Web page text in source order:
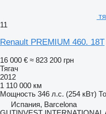
11
Renault PREMIUM 460. 18T
16 000 € ≈ 823 200 грн
Тягач
2012
1 110 000 км
Мощность 346 л.с. (254 кВт)
Испания, Barcelona